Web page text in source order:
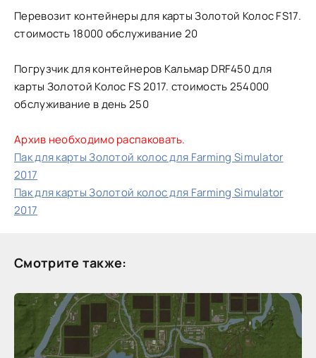
Перевозит контейнеры для карты Золотой Колос FS17.
стоимость 18000 обслуживание 20
Погрузчик для контейнеров Кальмар DRF450 для
карты Золотой Колос FS 2017. стоимость 254000
обслуживание в день 250
Архив необходимо распаковать.
Пак для карты Золотой колос для Farming Simulator
2017
Пак для карты Золотой колос для Farming Simulator
2017
Смотрите также: